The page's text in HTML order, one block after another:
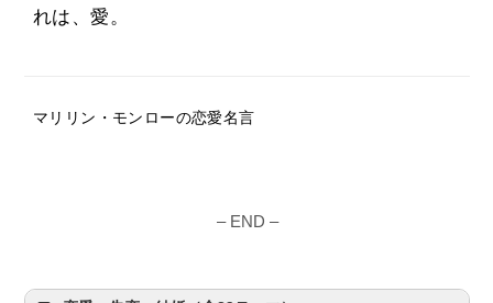
れは、愛。
マリリン・モンローの恋愛名言
– END –